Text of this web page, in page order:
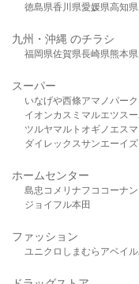
徳島県香川県愛媛県高知県
九州・沖縄 のチラシ
福岡県佐賀県長崎県熊本県
スーパー
いなげや西條アマノパー
イオンカスミ マルエツス
ツルヤマルト オギノ エス
ダイレックスサンエーイ
ホームセンター
島忠 コメリ ナフコ コーナン
ジョイフル本田
ファッション
ユニクロ しまむら アベイル